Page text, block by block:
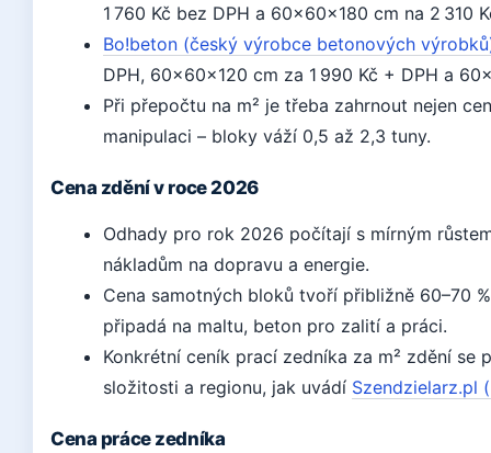
1 760 Kč bez DPH a 60×60×180 cm na 2 310
Bo!beton (český výrobce betonových
DPH, 60×60×120 cm za 1 990 Kč + DPH a
Při přepočtu na m² je třeba zahrnout nejen
manipulaci – bloky váží 0,5 až 2,3 tuny.
Cena zdění v roce 2026
Odhady pro rok 2026 počítají s mírným
nákladům na dopravu a energie.
Cena samotných bloků tvoří přibližně 60–70
připadá na maltu, beton pro zalití a práci.
Konkrétní ceník prací zedníka za m² zdění
složitosti a regionu, jak uvádí Szendzielarz.pl
Cena práce zedníka